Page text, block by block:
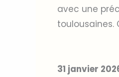
avec une
toulousaines.
31 janvier